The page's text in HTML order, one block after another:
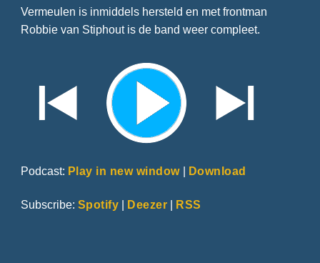
Vermeulen is inmiddels hersteld en met frontman
Robbie van Stiphout is de band weer compleet.
Podcast: Play in new window| Download
Subscribe: Spotify | Deezer | RSS